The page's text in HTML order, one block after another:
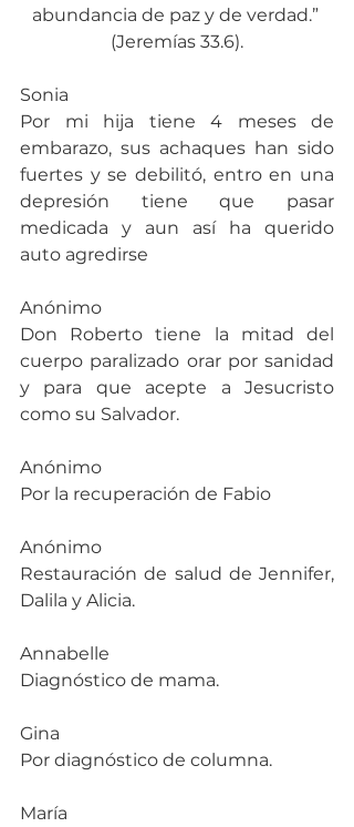
abundancia de paz y de verdad.”
(Jeremías 33.6).
Sonia
Por mi hija tiene 4 meses de
embarazo, sus achaques han sido
fuertes y se debilitó, entro en una
depresión tiene que pasar
medicada y aun así ha querido
auto agredirse
Anónimo
Don Roberto tiene la mitad del
cuerpo paralizado orar por sanidad
y para que acepte a Jesucristo
como su Salvador.
Anónimo
Por la recuperación de Fabio
Anónimo
Restauración de salud de Jennifer,
Dalila y Alicia.
Annabelle
Diagnóstico de mama.
Gina
Por diagnóstico de columna.
María